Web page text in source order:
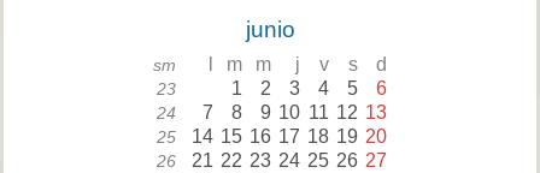
junio
sm m m j v s d
23 1 2 3 4 5 6
24 7 8 9 10 11 12 13
25 14 15 16 17 18 19 20
26 21 22 23 24 25 26 27